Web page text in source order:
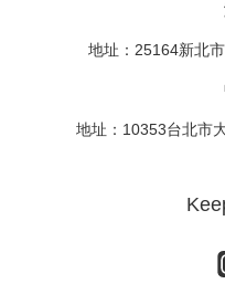
地址：25164新北
地址：10353台北市